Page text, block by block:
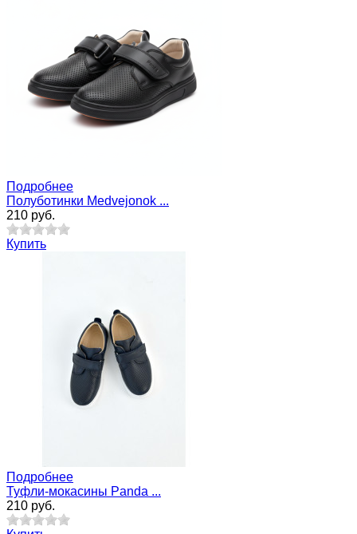
Подробнее
Полуботинки Medvejonok ...
210 руб.
Купить
Подробнее
Туфли-мокасины Panda ...
210 руб.